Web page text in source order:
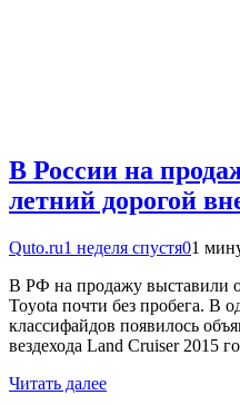
В России на
летний дорогой
Quto.ru1 неделя спустя01
В РФ на продажу выставили
Toyota почти без пробега. В
классифайдов появилось
вездехода Land Cruiser 2015
Читать далее